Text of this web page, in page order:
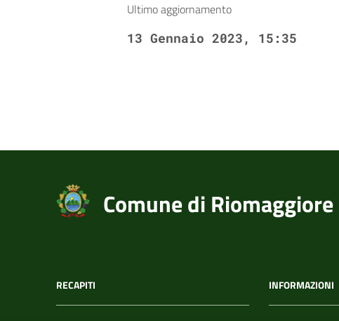
Ultimo aggiornamento
13 Gennaio 2023, 15:35
Comune di Riomaggiore
RECAPITI INFORMAZIONI